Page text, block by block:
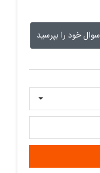
سوال خود را بپرسید